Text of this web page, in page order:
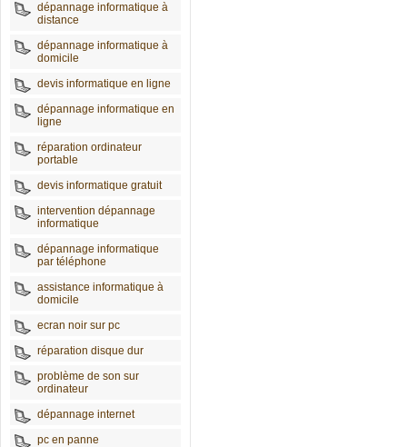
dépannage informatique à
distance
dépannage informatique à
domicile
devis informatique en ligne
dépannage informatique en
ligne
réparation ordinateur
portable
devis informatique gratuit
intervention dépannage
informatique
dépannage informatique
par téléphone
assistance informatique à
domicile
ecran noir sur pc
réparation disque dur
problème de son sur
ordinateur
dépannage internet
pc en panne